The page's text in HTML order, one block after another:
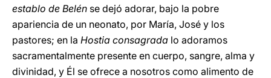
establo de Belén se dejó adorar, bajo la pobre
apariencia de un neonato, por María, José y los
pastores; en la Hostia consagrada lo adoramos
sacramentalmente presente en cuerpo, sangre, alma y
divinidad, y Él se ofrece a nosotros como alimento de